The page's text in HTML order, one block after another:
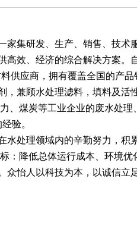
集研发、生产、销售、技术
效、经济的综合解决方案。
应商，拥有覆盖全国的产品
，兼顾水处理滤料，填料及活
、煤炭等工业企业的废水处
验。
处理领域内的辛勤努力，积
：降低总体运行成本、环境
怡人以科技为本，以诚信立